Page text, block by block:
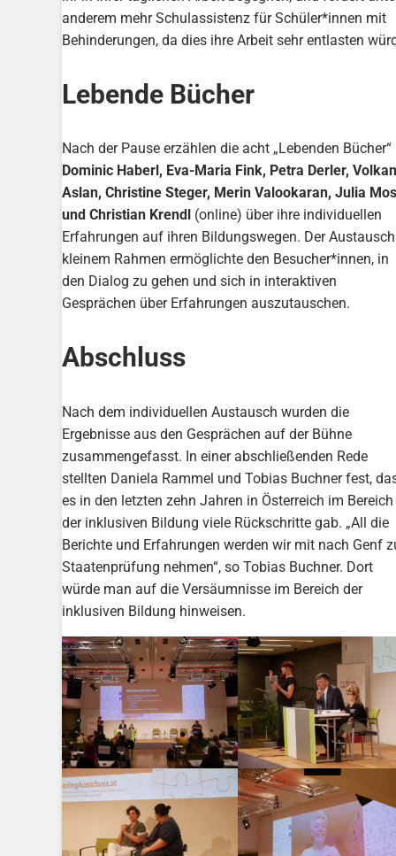
anderem mehr Schulassistenz für Schüler*innen mit
Behinderungen, da dies ihre Arbeit sehr entlasten
Lebende Bücher
Nach der Pause erzählen die acht „Lebenden Bücher“
Dominic Haberl, Eva-Maria Fink, Petra Derler, Volkan
Aslan, Christine Steger, Merin Valookaran, Julia
und Christian Krendl
(online) über ihre individuellen
Erfahrungen auf ihren Bildungswegen. Der
kleinem Rahmen ermöglichte den Besucher*innen, in
den Dialog zu gehen und sich in interaktiven
Gesprächen über Erfahrungen auszutauschen.
Abschluss
Nach dem individuellen Austausch wurden die
Ergebnisse aus den Gesprächen auf der Bühne
zusammengefasst. In einer abschließenden Rede
stellten Daniela Rammel und Tobias Buchner fest,
es in den letzten zehn Jahren in Österreich im Bereich
der inklusiven Bildung viele Rückschritte gab. „All die
Berichte und Erfahrungen werden wir mit nach Genf
Staatenprüfung nehmen“, so Tobias Buchner. Dort
würde man auf die Versäumnisse im Bereich der
inklusiven Bildung hinweisen.